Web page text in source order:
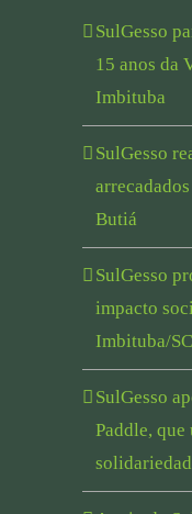
SulGesso
15 anos da
Imbituba
SulGesso
Butiá
SulGesso
impacto
Imbituba/SC
SulGesso
Paddle, que